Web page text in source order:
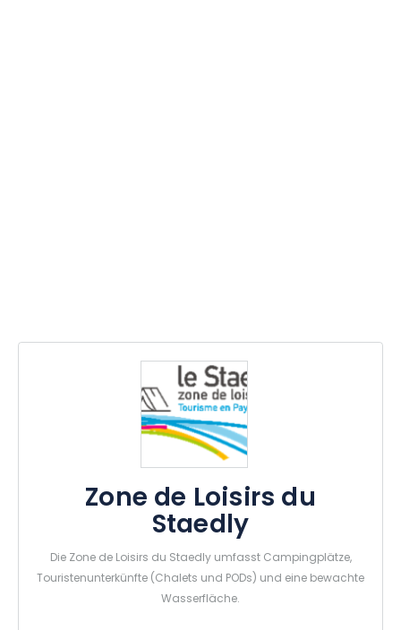
Zone de Loisirs du
Staedly
Die Zone de Loisirs du Staedly umfasst Campingplätze,
Touristenunterkünfte (Chalets und PODs) und eine bewachte
Wasserfläche.